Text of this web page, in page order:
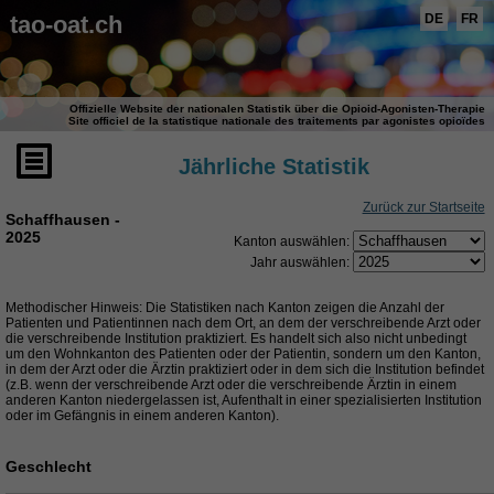
tao-oat.ch
Offizielle Website der nationalen Statistik über die Opioid-Agonisten-Therapie
Site officiel de la statistique nationale des traitements par agonistes opioïdes
DE FR
Jährliche Statistik
Zurück zur Startseite
Kanton auswählen:
Jahr auswählen:
Schaffhausen -
2025
Methodischer Hinweis: Die Statistiken nach Kanton zeigen die Anzahl der
Patienten und Patientinnen nach dem Ort, an dem der verschreibende Arzt oder
die verschreibende Institution praktiziert. Es handelt sich also nicht unbedingt
um den Wohnkanton des Patienten oder der Patientin, sondern um den Kanton,
in dem der Arzt oder die Ärztin praktiziert oder in dem sich die Institution befindet
(z.B. wenn der verschreibende Arzt oder die verschreibende Ärztin in einem
anderen Kanton niedergelassen ist, Aufenthalt in einer spezialisierten Institution
oder im Gefängnis in einem anderen Kanton).
Geschlecht